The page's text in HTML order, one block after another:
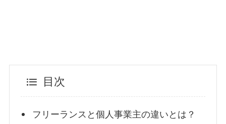
目次
フリーランスと個人事業主の違いとは？